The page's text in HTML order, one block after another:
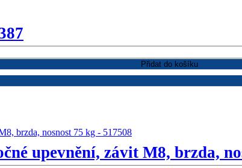
Přidat do košíku
upevnění, závit M8, brzda,